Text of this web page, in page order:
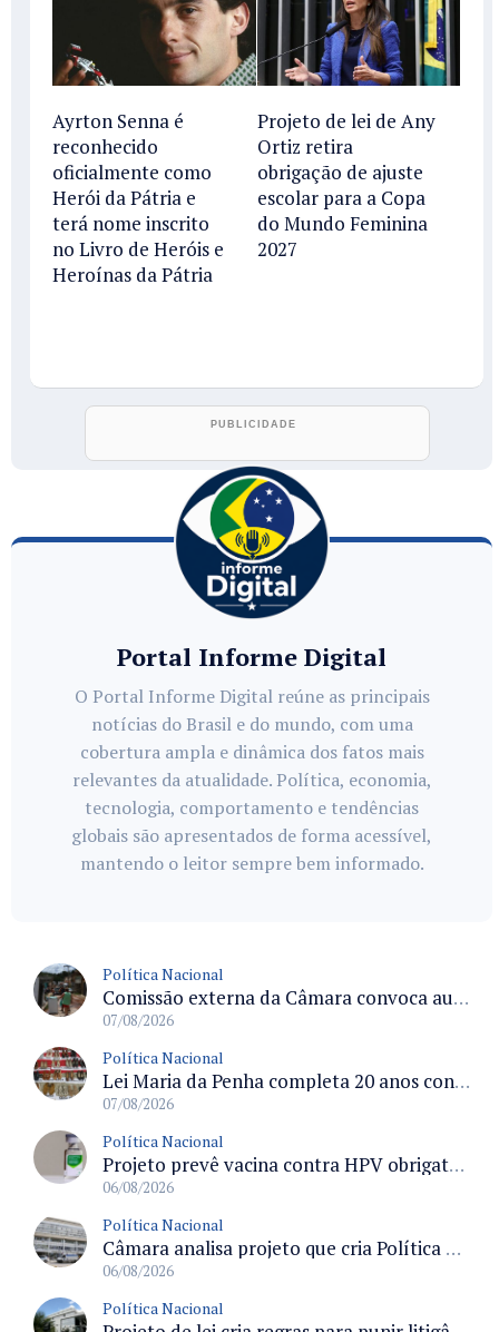
Ayrton Senna é
reconhecido
oficialmente como
Herói da Pátria e
terá nome inscrito
no Livro de Heróis e
Heroínas da Pátria
Projeto de lei de Any
Ortiz retira
obrigação de ajuste
escolar para a Copa
do Mundo Feminina
2027
Portal Informe Digital
O Portal Informe Digital reúne as principais
notícias do Brasil e do mundo, com uma
cobertura ampla e dinâmica dos fatos mais
relevantes da atualidade. Política, economia,
tecnologia, comportamento e tendências
globais são apresentados de forma acessível,
mantendo o leitor sempre bem informado.
Política Nacional
Comissão externa da Câmara convoca audiência pública sobre chuvas na Zona da Mata de Minas Gerais e impactos em Juiz de Fora
07/08/2026
Política Nacional
Lei Maria da Penha completa 20 anos consolidada como norma de proteção e medidas protetivas no Brasil
07/08/2026
Política Nacional
Projeto prevê vacina contra HPV obrigatória e testes moleculares para rastreamento do câncer do colo do útero
06/08/2026
Política Nacional
Câmara analisa projeto que cria Política Nacional de Qualificação e Valorização da Preceptoria na Residência Médica
06/08/2026
Política Nacional